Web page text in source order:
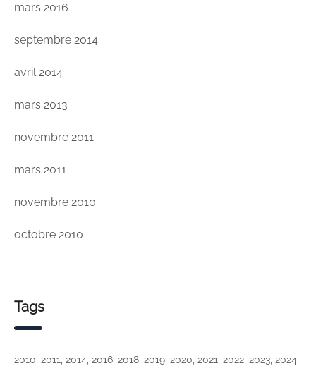
mars 2016
septembre 2014
avril 2014
mars 2013
novembre 2011
mars 2011
novembre 2010
octobre 2010
Tags
2010 2011 2014 2016 2018 2019 2020 2021 2022 2023 2024